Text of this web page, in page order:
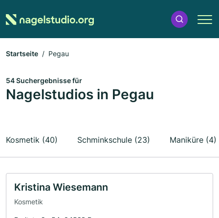
Startseite Pegau
54 Suchergebnisse für
Nagelstudios in Pegau
Kosmetik (40) Schminkschule (23) Maniküre (4)
Kristina Wiesemann
Kosmetik